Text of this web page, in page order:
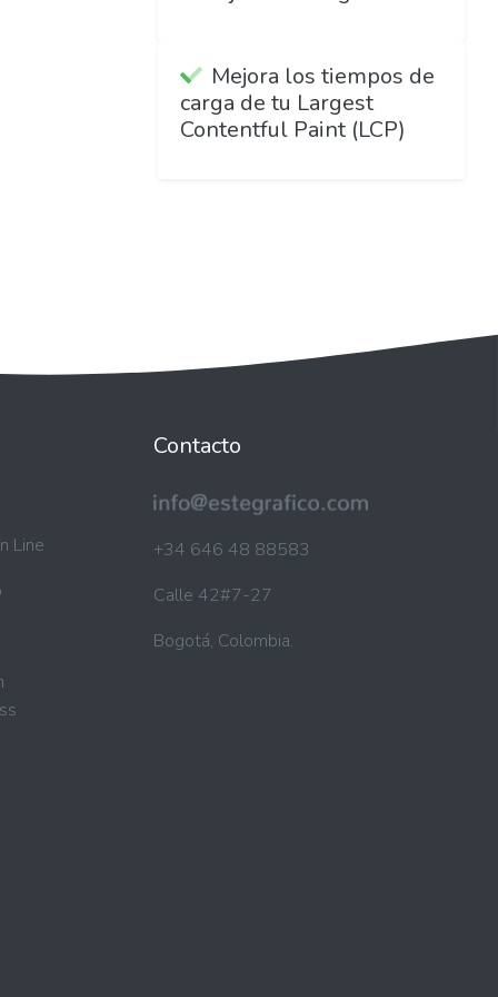
Mejora los tiempos de
carga de tu Largest
Contentful Paint (LCP)
Line
Contacto
+34 646 48 88583
Calle 42#7-27
Bogotá, Colombia.